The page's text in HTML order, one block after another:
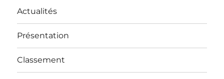
Actualités
Présentation
Classement